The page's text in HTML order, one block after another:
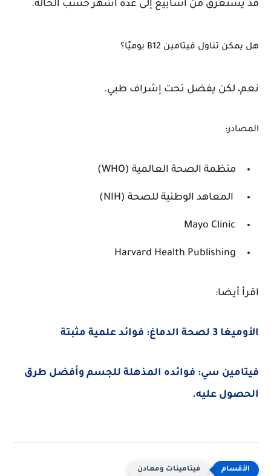
قد يستغرق من أسابيع إلى عدة أشهر حسب الحالة.
هل يمكن تناول فيتامين B12 يوميًا؟
نعم، لكن يفضل تحت إشراف طبي.
المصادر:
منظمة الصحة العالمية (WHO)
المعاهد الوطنية للصحة (NIH)
Mayo Clinic
Harvard Health Publishing
اقرأ أيضا:
الأوميغا 3 لصحة الدماغ: فوائد علمية مثبتة
فيتامين سي: فوائده المذهلة للجسم وأفضل طرق
الحصول عليه.
فيتامينات ومعادن